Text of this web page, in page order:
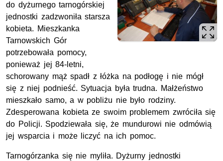
do dyżurnego tarnogórskiej
jednostki zadzwoniła starsza
kobieta. Mieszkanka
Tarnowskich Gór
potrzebowała pomocy,
ponieważ jej 84-letni,
schorowany mąż spadł z łóżka na podłogę i nie mógł
się z niej podnieść. Sytuacja była trudna. Małżeństwo
mieszkało samo, a w pobliżu nie było rodziny.
Zdesperowana kobieta ze swoim problemem zwróciła się
do Policji. Spodziewała się, że mundurowi nie odmówią
jej wsparcia i może liczyć na ich pomoc.
Tarnogórzanka się nie myliła. Dyżurny jednostki